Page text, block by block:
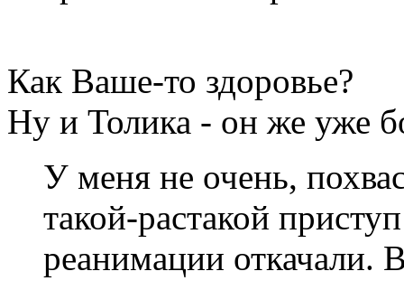
Как Ваше-то здоровье?
Ну и Толика - он же уже
У меня не очень,
такой-растакой
реанимации откачали.